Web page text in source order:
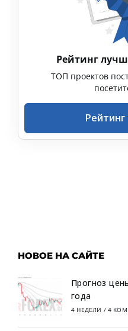
Рейтинг
ТОП проектов
НОВОЕ НА САЙТЕ
Прогноз
года
4 НЕДЕЛИ / 4